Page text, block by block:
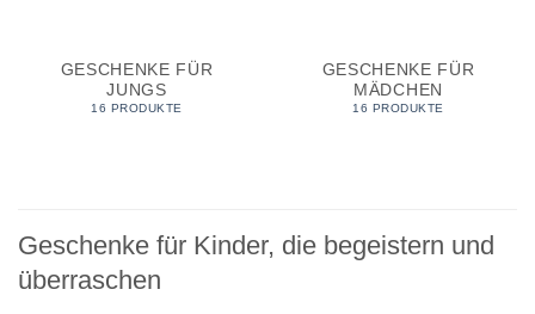
GESCHENKE FÜR
JUNGS
16 PRODUKTE
GESCHENKE FÜR
MÄDCHEN
16 PRODUKTE
Geschenke für Kinder, die begeistern und
überraschen